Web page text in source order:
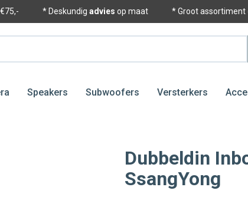
* Deskundig advies op maat * Groot assortiment
Speakers Subwoofers Versterkers
Dubbeldin
SsangYong